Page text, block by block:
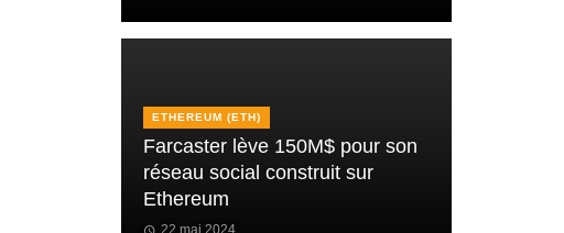
ETHEREUM (ETH)
Farcaster lève 150M$ pour son
réseau social construit sur
Ethereum